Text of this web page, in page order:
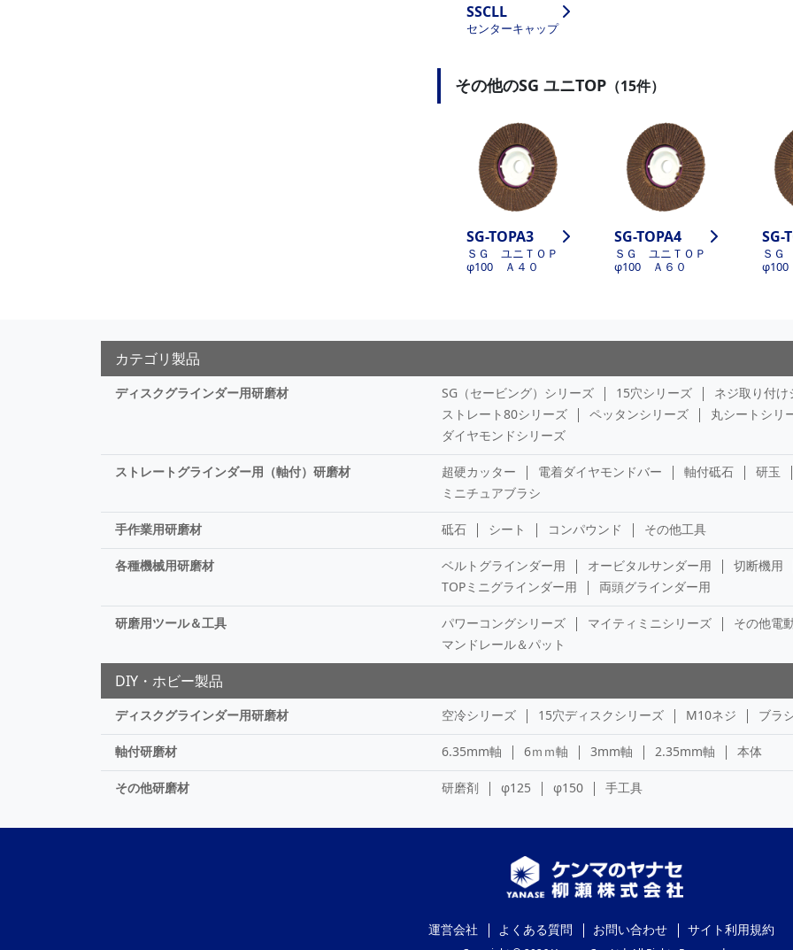
SSCLL
センターキャップ
その他のSG ユニTOP （15件）
SG-TOPA3
ＳＧ ユニＴＯＰ
φ100 Ａ４０
SG-TOPA4
ＳＧ ユニＴＯＰ
φ100 Ａ６０
SG-
Ｓ
カテゴリ製品
ディスクグラインダー用研磨材 SG（セービング）シリーズ 15穴シリーズ ネジ取り付け
ストレート80シリーズ
ペッタンシリーズ 丸シートシリ
ダイヤモンドシリーズ
ストレートグラインダー用（軸付）研磨材 超硬カッター 電着ダイヤモンドバー 軸付砥石 研玉
ミニチュアブラシ
手作業用研磨材 砥石 シート コンパウンド その他工具
各種機械用研磨材 ベルトグラインダー用 オービタルサンダー用 切断機用
TOPミニグラインダー用
両頭グラインダー用
研磨用ツール＆工具 パワーコングシリーズ マイティミニシリーズ その他電
マンドレール＆パット
DIY・ホビー製品
ディスクグラインダー用研磨材 空冷シリーズ 15穴ディスクシリーズ M10ネジ ブラ
軸付研磨材 6.35mm軸 6ｍｍ軸 3mm軸 2.35mm軸 本体
その他研磨材 研磨剤 φ125 φ150 手工具
運営会社 よくある質問 お問い合わせ サイト利用規約